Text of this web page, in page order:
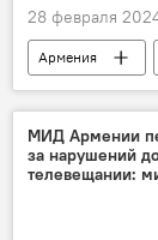
28 февраля
Армения
Нагорный
сертификаты
МИД Армении
за нарушений
телевещании: